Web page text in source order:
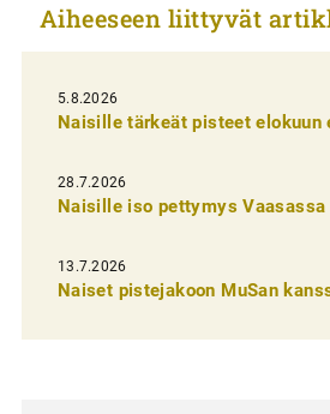
k
e
l
i
e
n
e
Aiheeseen liittyvät
5.8.2026
Naisille tärkeät pisteet elokuun
28.7.2026
Naisille iso pettymys Vaasassa
13.7.2026
Naiset pistejakoon MuSan